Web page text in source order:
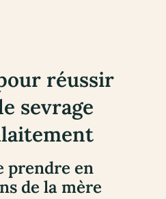
réussir
sevrage
prendre en
de la mère